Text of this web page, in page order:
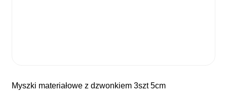
myszki materiałowe z dzwonkiem 3szt 5cm